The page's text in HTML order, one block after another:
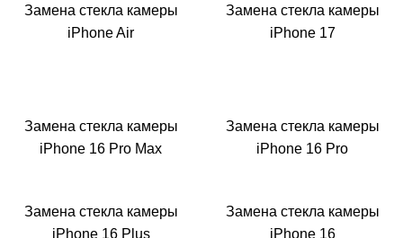
Замена стекла камеры
iPhone Air
Замена стекла камеры
iPhone 17
Замена стекла камеры
iPhone 16 Pro Max
Замена стекла камеры
iPhone 16 Pro
Замена стекла камеры
iPhone 16 Plus
Замена стекла камеры
iPhone 16